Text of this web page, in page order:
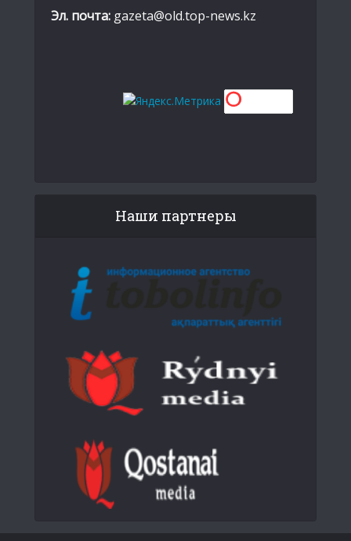
Эл. почта: gazeta@old.top-news.kz
Наши партнеры